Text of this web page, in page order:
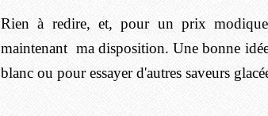
Rien à redire, et, pour un prix
maintenant ma disposition. Une bonne
blanc ou pour essayer d'autres saveurs